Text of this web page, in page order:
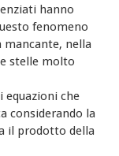
hanno
fenomeno
mancante, nella
stelle molto
equazioni che
considerando la
il prodotto della